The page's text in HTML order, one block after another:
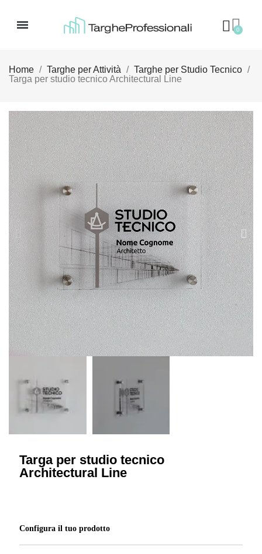
Home Targhe per Attività
Targhe per Studio Tecnico
Targa per studio tecnico Architectural Line
Targa per studio tecnico
Architectural Line
Configura il tuo prodotto